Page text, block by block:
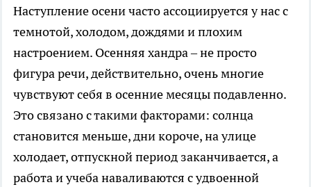
Наступление осени часто ассоциируется у нас с
темнотой, холодом, дождями и плохим
настроением. Осенняя хандра – не просто
фигура речи, действительно, очень многие
чувствуют себя в осенние месяцы подавленно.
Это связано с такими факторами: солнца
становится меньше, дни короче, на улице
холодает, отпускной период заканчивается, а
работа и учеба наваливаются с удвоенной